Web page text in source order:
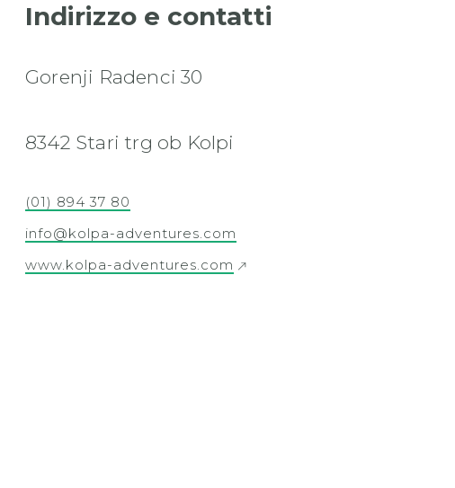
Indirizzo e contatti
Gorenji Radenci 30
8342 Stari trg ob Kolpi
(01) 894 37 80
info@kolpa-adventures.com
www.kolpa-adventures.com